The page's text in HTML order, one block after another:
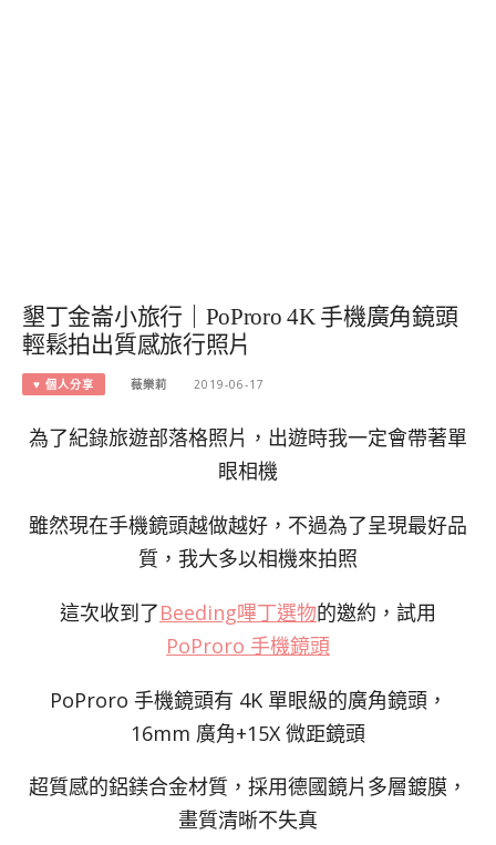
墾丁金崙小旅行｜PoProro 4K 手機廣角鏡頭
輕鬆拍出質感旅行照片
♥ 個人分享 薇樂莉 2019-06-17
為了紀錄旅遊部落格照片，出遊時我一定會帶著單
眼相機
雖然現在手機鏡頭越做越好，不過為了呈現最好品
質，我大多以相機來拍照
這次收到了Beeding嗶丁選物的邀約，試用
PoProro 手機鏡頭
PoProro 手機鏡頭有 4K 單眼級的廣角鏡頭，
16mm 廣角+15X 微距鏡頭
超質感的鋁鎂合金材質，採用德國鏡片多層鍍膜，
畫質清晰不失真